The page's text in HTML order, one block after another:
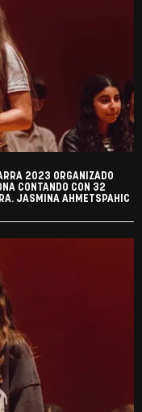
2023 ORGANIZADO
CONTANDO CON 32
JASMINA AHMETSPAHIC